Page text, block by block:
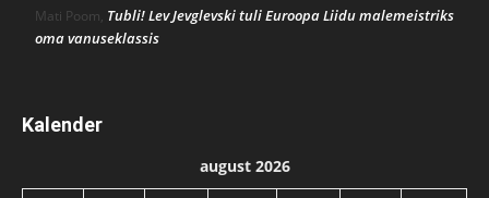
Mati Poom, Tubli! Lev Jevglevski tuli Euroopa Liidu malemeistriks
oma vanuseklassis
Kalender
august 2026